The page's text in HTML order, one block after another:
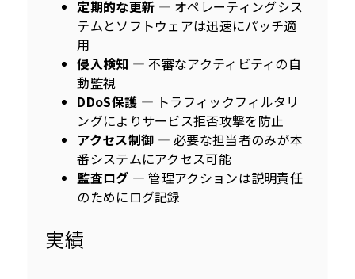
定期的な更新 — オペレーティングシス
テムとソフトウェアは迅速にパッチ適
用
侵入検知 — 不審なアクティビティの自
動監視
DDoS保護 — トラフィックフィルタリ
ングによりサービス拒否攻撃を防止
アクセス制御 — 必要な担当者のみが本
番システムにアクセス可能
監査ログ — 管理アクションは説明責任
のためにログ記録
実績